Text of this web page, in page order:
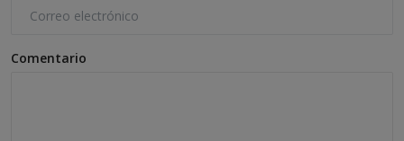
Comentario